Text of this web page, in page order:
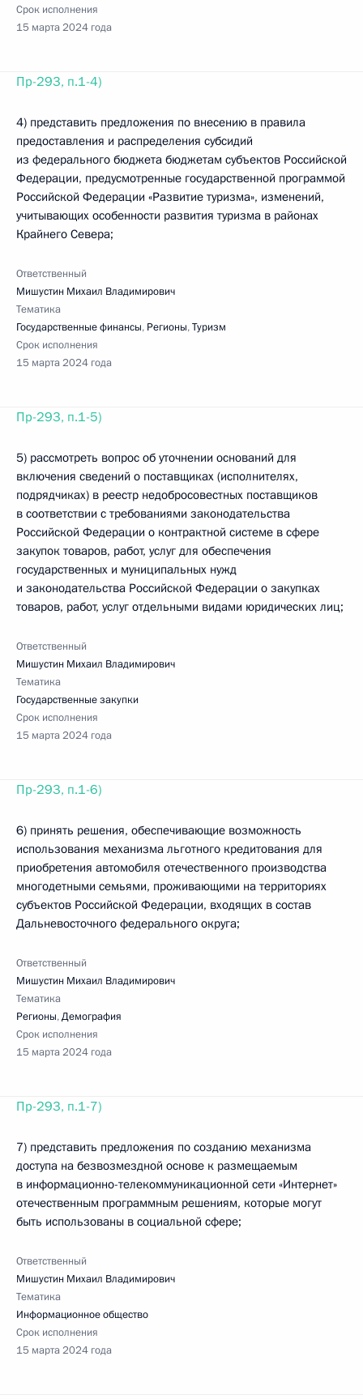
Срок исполнения
15 марта 2024 года
Пр-293, п.1-4)
4) представить предложения по внесению в правила
предоставления и распределения субсидий
из федерального бюджета бюджетам субъектов Российской
Федерации, предусмотренные государственной программой
Российской Федерации «Развитие туризма», изменений,
учитывающих особенности развития туризма в районах
Крайнего Севера;
Ответственный
Мишустин Михаил Владимирович
Тематика
Государственные финансы, Регионы,Туризм
Срок исполнения
15 марта 2024 года
Пр-293, п.1-5)
5) рассмотреть вопрос об уточнении оснований для
включения сведений о поставщиках (исполнителях,
подрядчиках) в реестр недобросовестных поставщиков
в соответствии с требованиями законодательства
Российской Федерации о контрактной системе в сфере
закупок товаров, работ, услуг для обеспечения
государственных и муниципальных нужд
и законодательства Российской Федерации о закупках
товаров, работ, услуг отдельными видами юридических лиц;
Ответственный
Мишустин Михаил Владимирович
Тематика
Государственные закупки
Срок исполнения
15 марта 2024 года
Пр-293, п.1-6)
6) принять решения, обеспечивающие возможность
использования механизма льготного кредитования для
приобретения автомобиля отечественного производства
многодетными семьями, проживающими на территориях
субъектов Российской Федерации, входящих в состав
Дальневосточного федерального округа;
Ответственный
Мишустин Михаил Владимирович
Тематика
Регионы,Демография
Срок исполнения
15 марта 2024 года
Пр-293, п.1-7)
7) представить предложения по созданию механизма
доступа на безвозмездной основе к размещаемым
в информационно-­телекоммуникационной сети «Интернет»
отечественным программным решениям, которые могут
быть использованы в социальной сфере;
Ответственный
Мишустин Михаил Владимирович
Тематика
Информационное общество
Срок исполнения
15 марта 2024 года